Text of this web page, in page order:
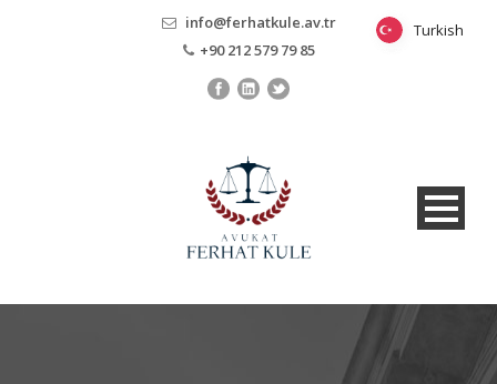
info@ferhatkule.av.tr
+90 212 579 79 85
Turkish
Turkish